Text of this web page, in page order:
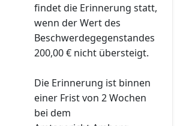
findet die Erinnerung statt,
wenn der Wert des
Beschwerdegegenstandes
200,00 € nicht übersteigt.
Die Erinnerung ist binnen
einer Frist von 2 Wochen
bei dem